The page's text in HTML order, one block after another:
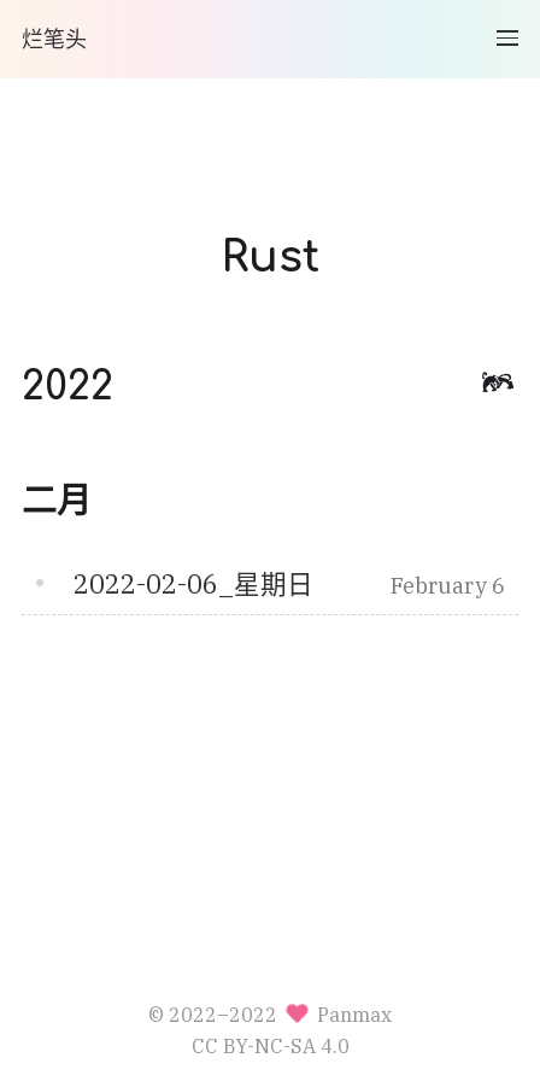
烂笔头
Rust
2022
二月
2022-02-06_星期日 February 6
© 2022–2022
Panmax
CC BY-NC-SA 4.0